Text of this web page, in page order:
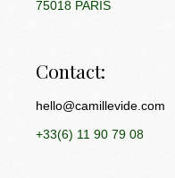
75018 PARIS
Contact:
hello@camillevide.com
+33(6) 11 90 79 08